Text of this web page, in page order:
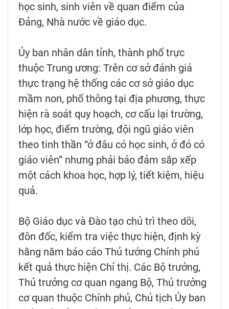
học sinh, sinh viên về quan điểm của
Đảng, Nhà nước về giáo dục.
Ủy ban nhân dân tỉnh, thành phố trực
thuộc Trung ương: Trên cơ sở đánh giá
thực trạng hệ thống các cơ sở giáo dục
mầm non, phổ thông tại địa phương, thực
hiện rà soát quy hoạch, cơ cấu lại trường,
lớp học, điểm trường, đội ngũ giáo viên
theo tinh thần “ở đâu có học sinh, ở đó có
giáo viên” nhưng phải bảo đảm sắp xếp
một cách khoa học, hợp lý, tiết kiệm, hiệu
quả.
Bộ Giáo dục và Đào tạo chủ trì theo dõi,
đôn đốc, kiểm tra việc thực hiện, định kỳ
hằng năm báo cáo Thủ tướng Chính phủ
kết quả thực hiện Chỉ thị. Các Bộ trưởng,
Thủ trưởng cơ quan ngang Bộ, Thủ trưởng
cơ quan thuộc Chính phủ, Chủ tịch Ủy ban